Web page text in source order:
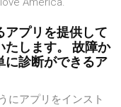
アプリを提供して
たします。 故障か
に診断ができるア
にアプリをインスト